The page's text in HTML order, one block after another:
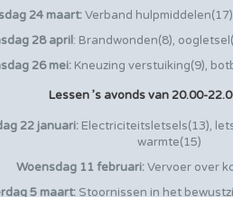
24 maart:Verband
28 april: Brandwonden(8),
26 mei: Kneuzing verstuiking(9),
Lessen ’s avonds van 20.00-
22 januari:Electriciteitsletsels(13),
warmte(15)
Woensdag 11 februari:Vervoer over
5 maart: Stoornissen in het